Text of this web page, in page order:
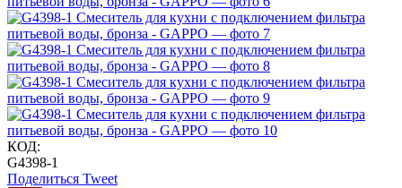
КОД:
G4398-1
Поделиться Tweet